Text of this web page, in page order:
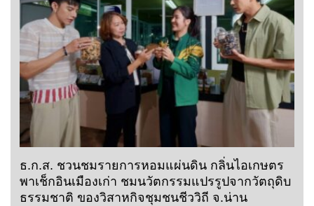
ธ.ก.ส. ชวนชมรายการหอมแผ่นดิน กลิ่นไอเกษตร
พาเช็กอินเมืองเก่า ชมนวัตกรรมแปรรูปจากวัตถุดิบ
ธรรมชาติ ของวิสาหกิจชุมชนชีววิถี จ.น่าน